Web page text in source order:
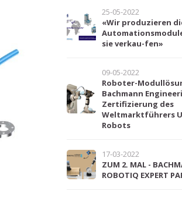
25-05-2022
«Wir produzieren
sie verkau-fen»
09-05-2022
Roboter-
Bachmann
Zertifizierung des
Weltmarktführers
Robots
17-03-2022
ZUM 2. MAL -
ROBOTIQ EXPERT